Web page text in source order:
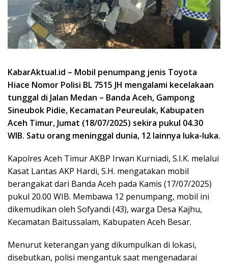
KabarAktual.id – Mobil penumpang jenis Toyota
Hiace Nomor Polisi BL 7515 JH mengalami kecelakaan
tunggal di Jalan Medan – Banda Aceh, Gampong
Sineubok Pidie, Kecamatan Peureulak, Kabupaten
Aceh Timur, Jumat (18/07/2025) sekira pukul 04.30
WIB. Satu orang meninggal dunia, 12 lainnya luka-luka.
Kapolres Aceh Timur AKBP Irwan Kurniadi, S.I.K. melalui
Kasat Lantas AKP Hardi, S.H. mengatakan mobil
berangakat dari Banda Aceh pada Kamis (17/07/2025)
pukul 20.00 WIB. Membawa 12 penumpang, mobil ini
dikemudikan oleh Sofyandi (43), warga Desa Kajhu,
Kecamatan Baitussalam, Kabupaten Aceh Besar.
Menurut keterangan yang dikumpulkan di lokasi,
disebutkan, polisi mengantuk saat mengenadarai